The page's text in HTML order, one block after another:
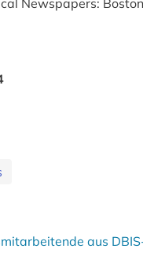
Newspapers:
aus